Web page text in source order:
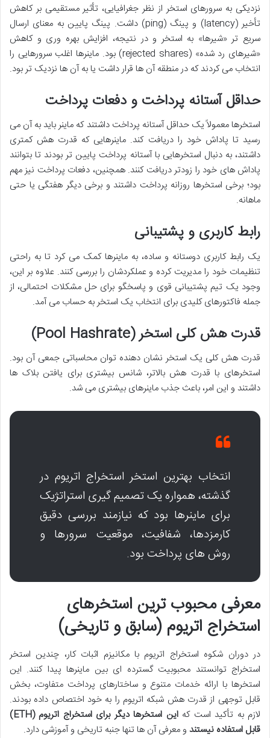
نزدیکی به سرورهای استخر از نظر جغرافیایی، تأثیر مستقیمی بر کاهش
تأخیر (latency) و پینگ (ping) داشت. پینگ پایین به معنای ارسال
سریع تر «شیرها» به استخر و در نتیجه، افزایش بهره وری و کاهش
«شیرهای رد شده» (rejected shares) بود. ماینرها اغلب سرورهایی را
انتخاب می کردند که در منطقه آن ها قرار داشت یا به آن ها نزدیک تر بود.
حداقل آستانه پرداخت و دفعات پرداخت
استخرها معمولاً یک حداقل آستانه پرداخت داشتند که ماینر باید به آن می
رسید تا پاداش خود را دریافت کند. ماینرهایی که قدرت هش کمتری
داشتند، به دنبال استخرهایی با آستانه پرداخت پایین تر بودند تا بتوانند
پاداش های خود را زودتر دریافت کنند. همچنین، دفعات پرداخت نیز مهم
بود؛ برخی استخرها روزانه پرداخت داشتند و برخی دیگر هفتگی یا حتی
ماهانه.
رابط کاربری و پشتیبانی
یک رابط کاربری دوستانه و ساده، به ماینرها کمک می کرد تا به راحتی
تنظیمات خود را مدیریت کرده و عملکردشان را بررسی کنند. علاوه بر این،
وجود یک تیم پشتیبانی قوی و پاسخگو برای حل مشکلات احتمالی، از
جمله فاکتورهای کلیدی برای انتخاب یک استخر به حساب می آمد.
قدرت هش کلی استخر (Pool Hashrate)
قدرت هش کلی یک استخر نشان دهنده توان محاسباتی جمعی آن بود.
استخرهای با قدرت هش بالاتر، شانس بیشتری برای یافتن بلاک ها
داشتند و این امر، باعث جذب ماینرهای بیشتری می شد.
انتخاب بهترین استخر استخراج اتریوم در
گذشته، همواره یک تصمیم گیری استراتژیک
برای ماینرها بود که نیازمند بررسی دقیق
کارمزدها، شفافیت، موقعیت سرورها و
روش های پرداخت بود.
معرفی محبوب ترین استخرهای
استخراج اتریوم (سابق و تاریخی)
در دوران شکوه استخراج اتریوم با مکانیزم اثبات کار، چندین استخر
استخراج توانستند محبوبیت گسترده ای بین ماینرها پیدا کنند. این
استخرها با ارائه خدمات متنوع و ساختارهای پرداخت متفاوت، بخش
قابل توجهی از قدرت هش شبکه اتریوم را به خود اختصاص داده بودند.
لازم به تأکید است که
این استخرها دیگر برای استخراج اتریوم (ETH)
قابل استفاده نیستند و معرفی آن ها تنها جنبه تاریخی و آموزشی دارد.